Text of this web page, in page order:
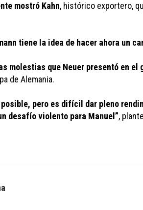
mostró Kahn, histórico exportero,
tiene la idea de hacer ahora un
molestias que Neuer presentó en el
de Alemania.
pero es difícil dar pleno
desafío violento para Manuel”,